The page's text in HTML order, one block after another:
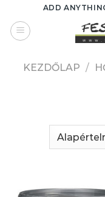
content
ADD
KEZDŐLAP /